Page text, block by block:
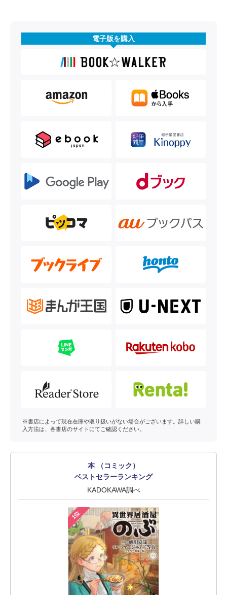
電子版を購入
※書店によって現在在庫や取り扱いがない場合がございます。詳しい購
入方法は、各書店のサイトにてご確認ください。
本 （コミック）
ベストセラーランキング
KADOKAWA調べ
1位